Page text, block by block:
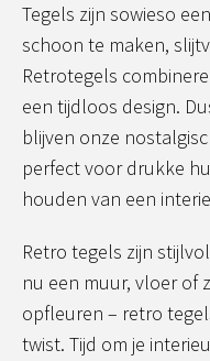
Tegels zijn sowieso
schoon te maken,
Retrotegels
een tijdloos design.
blijven onze
perfect voor drukke
houden van een
Retro tegels zijn
nu een muur, vloer of
opfleuren – retro
twist. Tijd om je